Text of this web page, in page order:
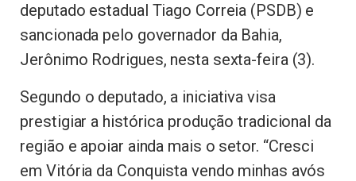
deputado estadual Tiago Correia (PSDB) e
sancionada pelo governador da Bahia,
Jerônimo Rodrigues, nesta sexta-feira (3).
Segundo o deputado, a iniciativa visa
prestigiar a histórica produção tradicional da
região e apoiar ainda mais o setor. “Cresci
em Vitória da Conquista vendo minhas avós